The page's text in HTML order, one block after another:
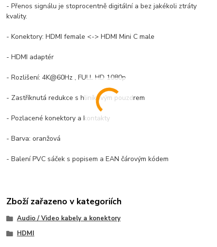
- Přenos signálu je stoprocentně digitální a bez jakékoli ztráty
kvality.
- Konektory: HDMI female <-> HDMI Mini C male
- HDMI adaptér
- Rozlišení: 4K@60Hz , FULL HD 1080p
- Zastříknutá redukce s hliníkovým pouzdrem
- Pozlacené konektory a kontakty
- Barva: oranžová
- Balení PVC sáček s popisem a EAN čárovým kódem
Zboží zařazeno v kategoriích
Audio / Video kabely a konektory
HDMI